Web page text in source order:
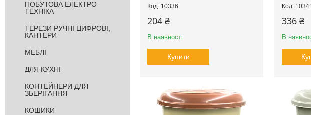
10336
204 ₴
В наявності
Купити
10341
336 ₴
В
ПОБУТОВА ЕЛЕКТРО
ТЕХНІКА
ТЕРЕЗИ РУЧНІ ЦИФРОВІ,
КАНТЕРИ
МЕБЛІ
ДЛЯ КУХНІ
КОНТЕЙНЕРИ ДЛЯ
ЗБЕРІГАННЯ
КОШИКИ